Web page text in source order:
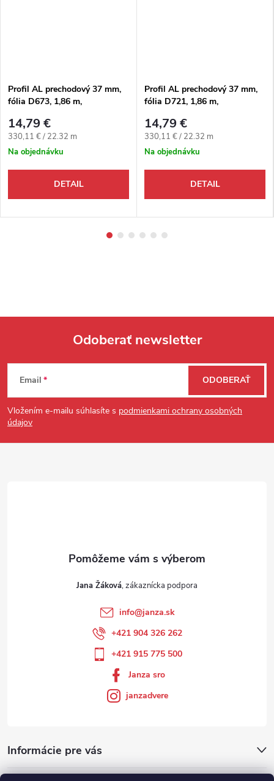
Profil AL prechodový 37 mm,
fólia D673, 1,86 m,
3v1 Egger
14,79 €
Jednotková cena:
330,11 € / 22.32 m
Na objednávku
DETAIL
Profil AL prechodový 37 mm,
fólia D721, 1,86 m,
3v1 Egger
14,79 €
Jednotková cena:
330,11 € / 22.32 m
Na objednávku
DETAIL
Zápätie
Odoberať newsletter
Email
Vložením e-mailu súhlasíte s podmienkami ochrany osobných
údajov
ODOBERAŤ
Informácie pre vás
Jana Žáková
info@janza.sk
+421 904 326 262
+421 915 775 500
Janza sro
janzadvere